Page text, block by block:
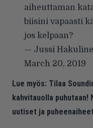
aiheuttaman
biisini vapaasti
jos kelpaan?
— Jussi
March 20, 2019
Lue myös: Tilaa
kahvitauolla puhutaan!
uutiset ja